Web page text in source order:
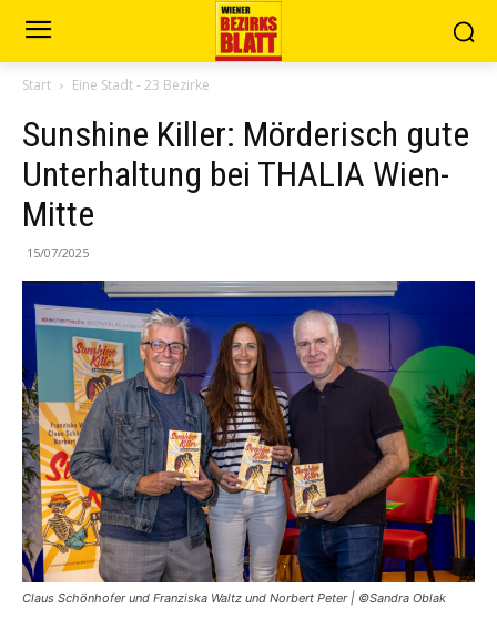
Start Eine Stadt - 23 Bezirke
Sunshine Killer: Mörderisch gute
Unterhaltung bei THALIA Wien-
Mitte
15/07/2025
Claus Schönhofer und Franziska Waltz und Norbert Peter | ©Sandra Oblak